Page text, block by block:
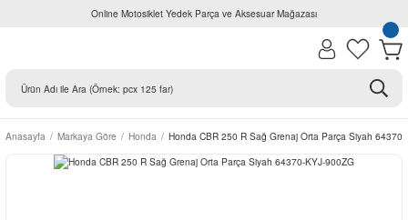
Online Motosiklet Yedek Parça ve Aksesuar Mağazası
Anasayfa Markaya Göre Honda Honda CBR 250 R Sağ Grenaj Orta Parça Siyah 64370-